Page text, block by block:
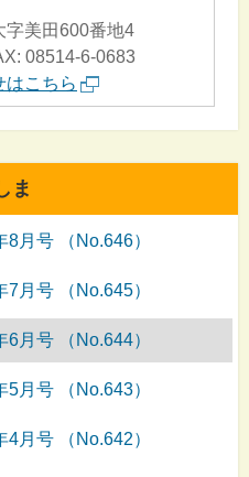
字美田600番地4
08514-6-0683
はこちら
ま
月号 （No.646）
月号 （No.645）
月号 （No.644）
月号 （No.643）
月号 （No.642）